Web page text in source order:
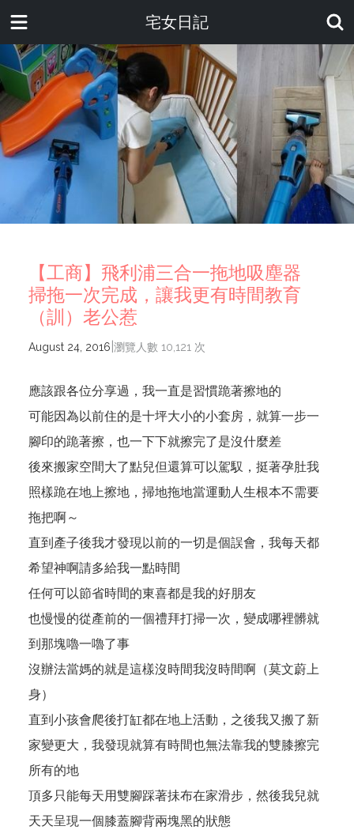
宅女日記
【工商】飛利浦三合一拖地吸塵器
掃拖一次完成，讓我更有時間教育
（訓）老公惹
August 24, 2016 瀏覽人數 10,121 次
應該跟各位分享過，我一直是習慣跪著擦地的
可能因為以前住的是十坪大小的小套房，就算一步一
腳印的跪著擦，也一下下就擦完了是沒什麼差
後來搬家空間大了點兒但還算可以駕馭，挺著孕肚我
照樣跪在地上擦地，掃地拖地當運動人生根本不需要
拖把啊～
直到產子後我才發現以前的一切是個誤會，我每天都
希望神啊請多給我一點時間
任何可以節省時間的東喜都是我的好朋友
也慢慢的從產前的一個禮拜打掃一次，變成哪裡髒就
到那塊嚕一嚕了事
沒辦法當媽的就是這樣沒時間我沒時間啊（莫文蔚上
身）
直到小孩會爬後打缸都在地上活動，之後我又搬了新
家變更大，我發現就算有時間也無法靠我的雙膝擦完
所有的地
頂多只能每天用雙腳踩著抺布在家滑步，然後我兒就
天天呈現一個膝蓋腳背兩塊黑的狀態